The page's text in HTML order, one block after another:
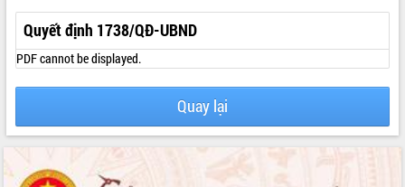
TIN TỨC SỰ KIỆN
SỞ, BAN, NGÀNH
UBND CÁC XÃ, PHƯỜNG
THÔNG TIN CHỈ ĐẠO ĐIỀU HÀNH
Quyết định 1738/QĐ-UBND
PDF cannot be displayed.
Quay lại